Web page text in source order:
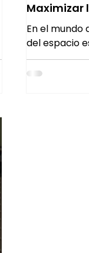
Maximizar
Cobot
En el
del espacio